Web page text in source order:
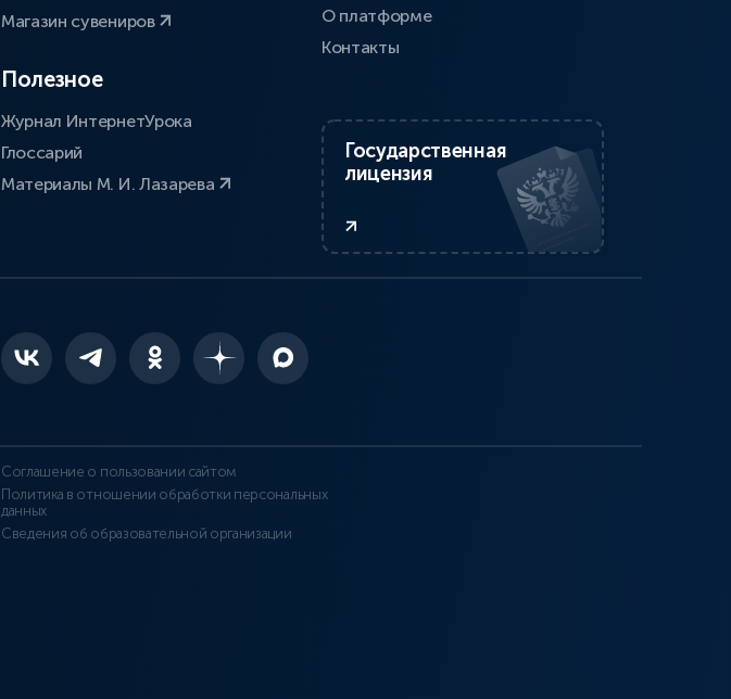
Магазин сувениров
Полезное
Журнал ИнтернетУрока
Глоссарий
Материалы М. И. Лазарева
О платформе
Контакты
Государственная
лицензия
Соглашение о пользовании сайтом
Политика в отношении обработки персональных
данных
Сведения об образовательной организации